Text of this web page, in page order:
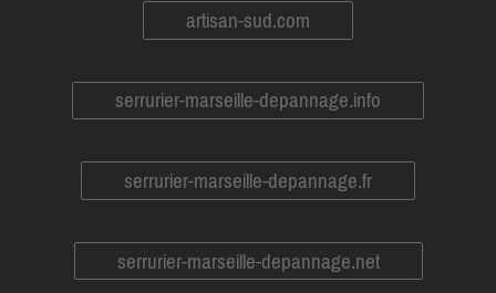
artisan-sud.com
serrurier-marseille-depannage.info
serrurier-marseille-depannage.fr
serrurier-marseille-depannage.net